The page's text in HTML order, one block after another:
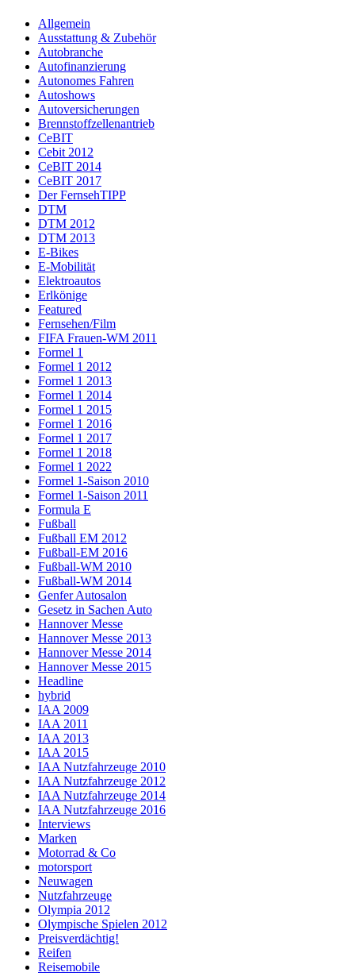
Allgemein
Ausstattung & Zubehör
Autobranche
Autofinanzierung
Autonomes Fahren
Autoshows
Autoversicherungen
Brennstoffzellenantrieb
CeBIT
Cebit 2012
CeBIT 2014
CeBIT 2017
Der FernsehTIPP
DTM
DTM 2012
DTM 2013
E-Bikes
E-Mobilität
Elektroautos
Erlkönige
Featured
Fernsehen/Film
FIFA Frauen-WM 2011
Formel 1
Formel 1 2012
Formel 1 2013
Formel 1 2014
Formel 1 2015
Formel 1 2016
Formel 1 2017
Formel 1 2018
Formel 1 2022
Formel 1-Saison 2010
Formel 1-Saison 2011
Formula E
Fußball
Fußball EM 2012
Fußball-EM 2016
Fußball-WM 2010
Fußball-WM 2014
Genfer Autosalon
Gesetz in Sachen Auto
Hannover Messe
Hannover Messe 2013
Hannover Messe 2014
Hannover Messe 2015
Headline
hybrid
IAA 2009
IAA 2011
IAA 2013
IAA 2015
IAA Nutzfahrzeuge 2010
IAA Nutzfahrzeuge 2012
IAA Nutzfahrzeuge 2014
IAA Nutzfahrzeuge 2016
Interviews
Marken
Motorrad & Co
motorsport
Neuwagen
Nutzfahrzeuge
Olympia 2012
Olympische Spielen 2012
Preisverdächtig!
Reifen
Reisemobile